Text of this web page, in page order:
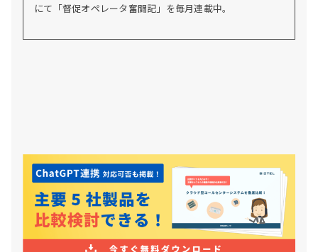
にて「督促オペレータ奮闘記」を毎月連載中。